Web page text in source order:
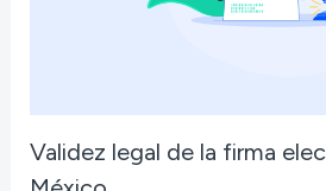
Validez legal de la firma